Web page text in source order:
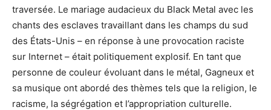
traversée. Le mariage audacieux du Black Metal avec les
chants des esclaves travaillant dans les champs du sud
des États-Unis – en réponse à une provocation raciste
sur Internet – était politiquement explosif. En tant que
personne de couleur évoluant dans le métal, Gagneux et
sa musique ont abordé des thèmes tels que la religion, le
racisme, la ségrégation et l’appropriation culturelle.